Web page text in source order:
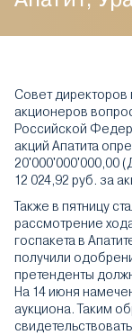
Совет
акционеров
Российской
акций Апатита
20'000'000'000,00
12 024,92 руб. за
Также в пятницу
рассмотрение
госпакета в
получили
претенденты
На 14 июня
аукциона. Таким